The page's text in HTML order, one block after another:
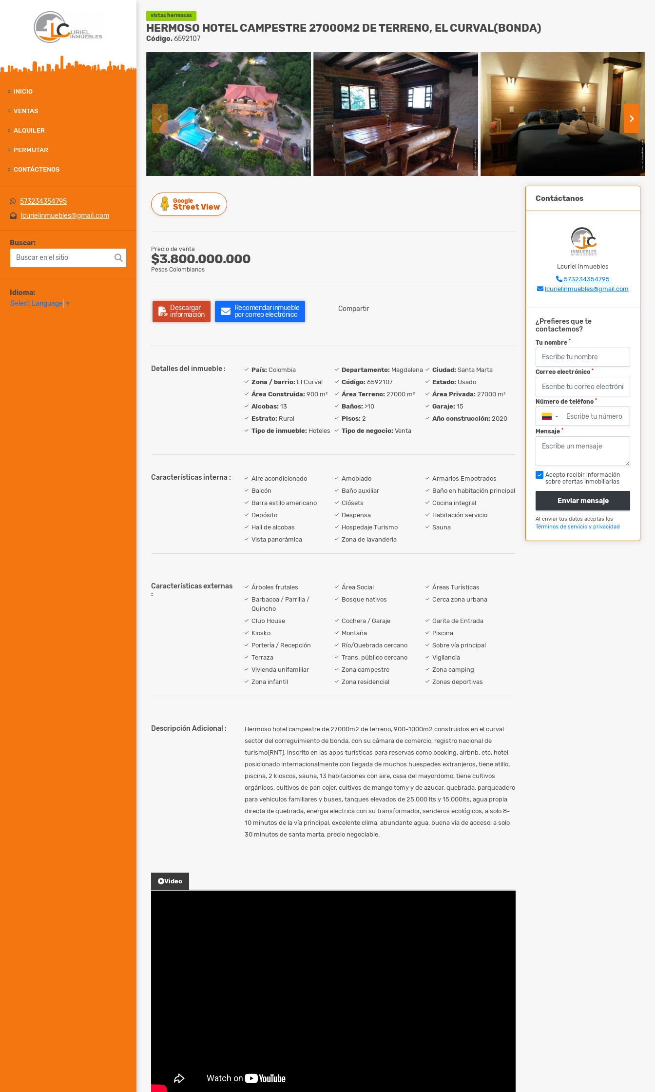
INICIO
VENTAS
ALQUILER
PERMUTAR
CONTÁCTENOS
573234354795
lcurielinmuebles@gmail.com
Buscar:
Idioma:
Select Language ▼
vistas hermosas
HERMOSO HOTEL CAMPESTRE 27000M2 DE TERRENO, EL CURVAL(BONDA)
Código.6592107
Google
Street View
Precio de venta
$3.800.000.000
Pesos Colombianos
Descargar
información
Recomendar inmueble
por correo electrónico
Compartir
Detalles del inmueble : País: Colombia Departamento: Magdalena Ciudad: Santa Marta
Zona / barrio: El Curval Código: 6592107 Estado: Usado
Área Construida: 900 m² Área Terreno: 27000 m² Área Privada: 27000 m²
Alcobas: 13 Baños: >10 Garaje: 15
Estrato: Rural Pisos: 2 Año construcción: 2020
Tipo de inmueble: Hoteles Tipo de negocio: Venta
Características interna : Aire acondicionado Amoblado
Armarios Empotrados
Balcón
Baño auxiliar
Baño en habitación principal
Barra estilo americano
Clósets
Cocina integral
Depósito
Despensa
Habitación servicio
Hall de alcobas
Hospedaje Turismo
Sauna
Vista panorámica
Zona de lavandería
Características externas
:
Árboles frutales Área Social
Áreas Turísticas
Barbacoa / Parrilla /
Quincho
Bosque nativos Cerca zona urbana
Club House Cochera / Garaje
Garita de Entrada
Kiosko
Montaña
Piscina
Portería / Recepción
Río/Quebrada cercano
Sobre vía principal
Terraza
Trans. público cercano
Vigilancia
Vivienda unifamiliar
Zona campestre
Zona camping
Zona infantil
Zona residencial Zonas deportivas
Descripción Adicional :
Hermoso hotel campestre de 27000m2 de terreno, 900-1000m2 construidos en el curval
sector del correguimiento de bonda, con su cámara de comercio, registro nacional de
turismo(RNT), inscrito en las apps turísticas para reservas como booking, airbnb, etc, hotel
posicionado internacionalmente con llegada de muchos huespedes extranjeros, tiene atillo,
piscina, 2 kioscos, sauna, 13 habitaciones con aire, casa del mayordomo, tiene cultivos
orgánicos, cultivos de pan cojer, cultivos de mango tomy y de azucar, quebrada, parqueadero
para vehiculos familiares y buses, tanques elevados de 25.000 lts y 15.000lts, agua propia
directa de quebrada, energia electrica con su transformador, senderos ecológicos, a solo 8-
10 minutos de la vía principal, excelente clima, abundante agua, buena vía de acceso, a solo
30 minutos de santa marta, precio negociable.
Video
Contáctanos
Lcuriel inmuebles
573234354795
lcurielinmuebles@gmail.com
¿Prefieres que te
contactemos?
Tu nombre *
Correo electrónico *
Número de teléfono *
▼
Mensaje *
Acepto recibir información
sobre ofertas inmobiliarias
Enviar mensaje
Al enviar tus datos aceptas los
Términos de servicio y privacidad